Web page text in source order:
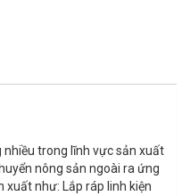
nhiều trong lĩnh vực sản xuất
nông sản ngoài ra ứng
như: Lắp ráp linh kiện